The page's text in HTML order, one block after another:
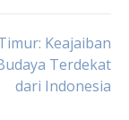
Keajaiban
Terdekat
dari Indonesia